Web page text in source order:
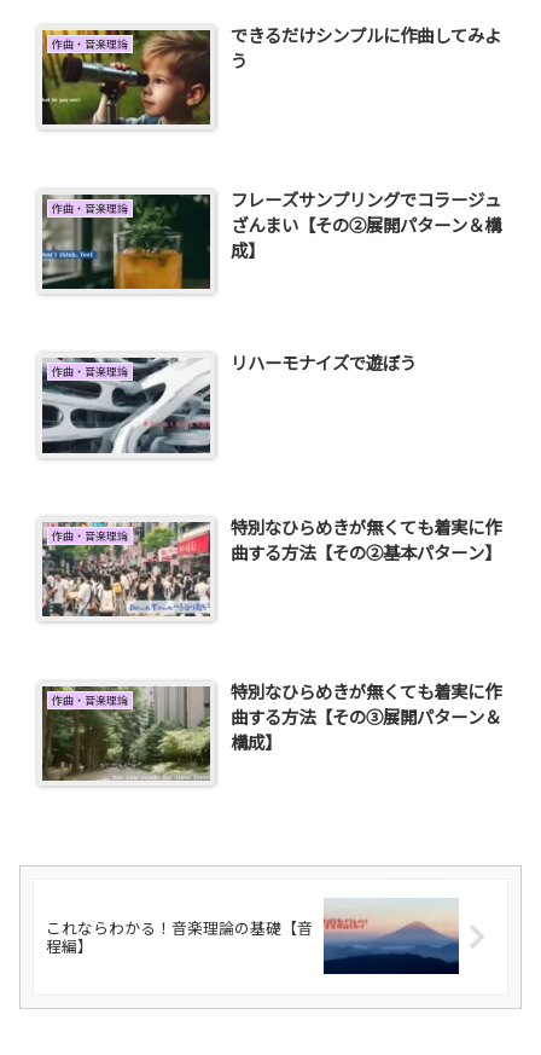
作曲・音楽理論
できるだけシンプルに作曲してみよ
う
作曲・音楽理論
フレーズサンプリングでコラージュ
ざんまい【その②展開パターン＆構
成】
作曲・音楽理論 リハーモナイズで遊ぼう
作曲・音楽理論
特別なひらめきが無くても着実に作
曲する方法【その②基本パターン】
作曲・音楽理論
特別なひらめきが無くても着実に作
曲する方法【その③展開パターン＆
構成】
これならわかる！音楽理論の基礎【音
程編】